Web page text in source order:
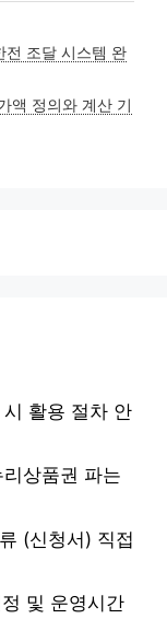
전 조달 시스템 완
액 정의와 계산 기
활용 절차 안
상품권 파는
(신청서) 직접
및 운영시간